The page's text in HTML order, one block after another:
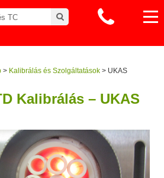
> Kalibrálás és Szolgáltatások > UKAS
Kalibrálás – UKAS